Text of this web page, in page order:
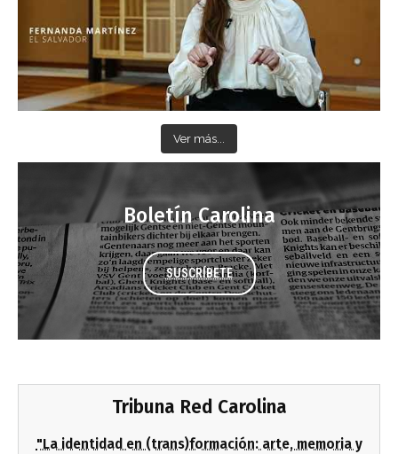
Ver más...
Boletín Carolina
SUSCRÍBETE
Tribuna Red Carolina
"La identidad en (trans)formación: arte, memoria y